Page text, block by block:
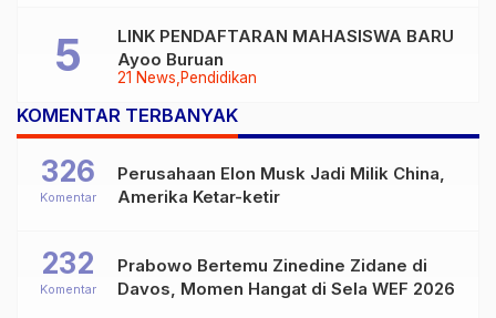
21 News Pendidikan
LINK PENDAFTARAN MAHASISWA BARU
Ayoo Buruan
KOMENTAR TERBANYAK
Perusahaan Elon Musk Jadi Milik China,
Amerika Ketar-ketir
326
Komentar
Prabowo Bertemu Zinedine Zidane di
Davos, Momen Hangat di Sela WEF 2026
232
Komentar